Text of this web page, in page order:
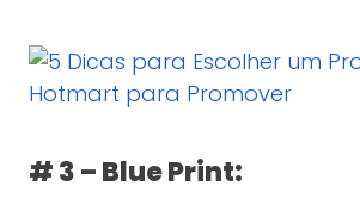
# 3 – Blue Print: